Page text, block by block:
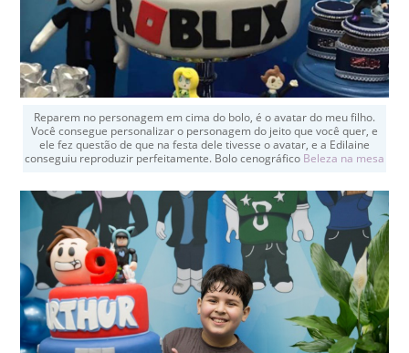
Reparem no personagem em cima do bolo, é o avatar do meu filho.
Você consegue personalizar o personagem do jeito que você quer, e
ele fez questão de que na festa dele tivesse o avatar, e a Edilaine
conseguiu reproduzir perfeitamente. Bolo cenográfico Beleza na mesa